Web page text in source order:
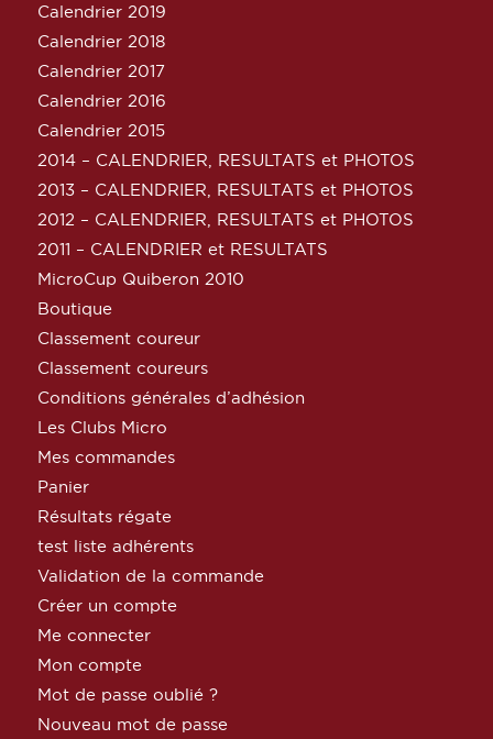
Calendrier 2019
Calendrier 2018
Calendrier 2017
Calendrier 2016
Calendrier 2015
2014 – CALENDRIER, RESULTATS et PHOTOS
2013 – CALENDRIER, RESULTATS et PHOTOS
2012 – CALENDRIER, RESULTATS et PHOTOS
2011 – CALENDRIER et RESULTATS
MicroCup Quiberon 2010
Boutique
Classement coureur
Classement coureurs
Conditions générales d’adhésion
Les Clubs Micro
Mes commandes
Panier
Résultats régate
test liste adhérents
Validation de la commande
Créer un compte
Me connecter
Mon compte
Mot de passe oublié ?
Nouveau mot de passe